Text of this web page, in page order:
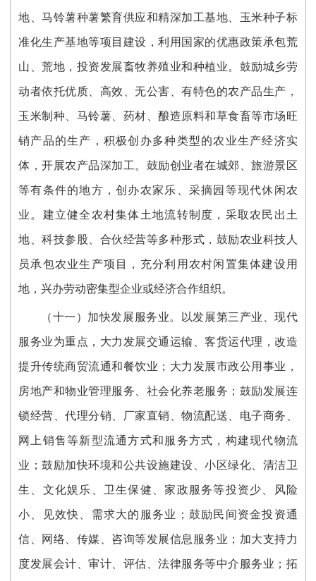
地、马铃薯种薯繁育供应和精深加工基地、玉米种子标
准化生产基地等项目建设，利用国家的优惠政策承包荒
山、荒地，投资发展畜牧养殖业和种植业。鼓励城乡劳
动者依托优质、高效、无公害、有特色的农产品生产，
玉米制种、马铃薯、药材、酿造原料和草食畜等市场旺
销产品的生产，积极创办多种类型的农业生产经济实
体，开展农产品深加工。鼓励创业者在城郊、旅游景区
等有条件的地方，创办农家乐、采摘园等现代休闲农
业。建立健全农村集体土地流转制度，采取农民出土
地、科技参股、合伙经营等多种形式，鼓励农业科技人
员承包农业生产项目，充分利用农村闲置集体建设用
地，兴办劳动密集型企业或经济合作组织。
（十一）加快发展服务业。以发展第三产业、现代
服务业为重点，大力发展交通运输、客货运代理，改造
提升传统商贸流通和餐饮业；大力发展市政公用事业，
房地产和物业管理服务、社会化养老服务；鼓励发展连
锁经营、代理分销、厂家直销、物流配送、电子商务、
网上销售等新型流通方式和服务方式，构建现代物流
业；鼓励加快环境和公共设施建设、小区绿化、清洁卫
生、文化娱乐、卫生保健、家政服务等投资少、风险
小、见效快、需求大的服务业；鼓励民间资金投资通
信、网络、传媒、咨询等发展信息服务业；加大支持力
度发展会计、审计、评估、法律服务等中介服务业；拓